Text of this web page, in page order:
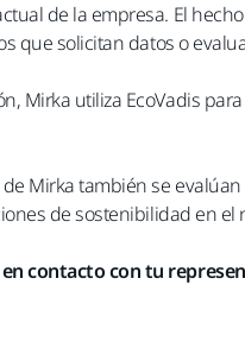
de la empresa. El
que solicitan datos o
Mirka utiliza EcoVadis
Mirka también se
de sostenibilidad en
contacto con tu